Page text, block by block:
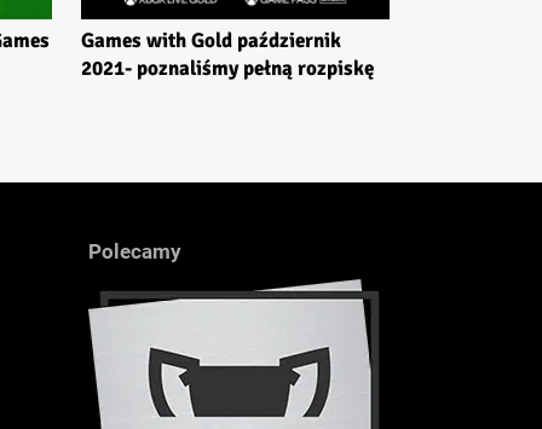
Games with Gold październik
2021- poznaliśmy pełną rozpiskę
Polecamy